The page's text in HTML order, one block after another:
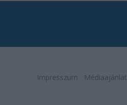
Impresszum Médiaajánlat